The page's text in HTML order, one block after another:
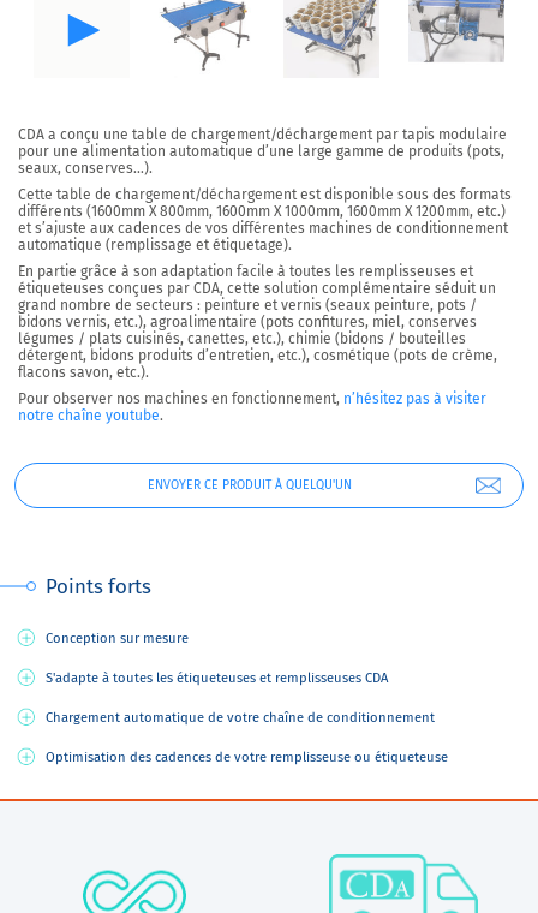
CDA a conçu une table de chargement/déchargement par tapis modulaire
pour une alimentation automatique d’une large gamme de produits (pots,
seaux, conserves…).
Cette table de chargement/déchargement est disponible sous des formats
différents (1600mm X 800mm, 1600mm X 1000mm, 1600mm X 1200mm, etc.)
et s’ajuste aux cadences de vos différentes machines de conditionnement
automatique (remplissage et étiquetage).
En partie grâce à son adaptation facile à toutes les remplisseuses et
étiqueteuses conçues par CDA, cette solution complémentaire séduit un
grand nombre de secteurs : peinture et vernis (seaux peinture, pots /
bidons vernis, etc.), agroalimentaire (pots confitures, miel, conserves
légumes / plats cuisinés, canettes, etc.), chimie (bidons / bouteilles
détergent, bidons produits d’entretien, etc.), cosmétique (pots de crème,
flacons savon, etc.).
Pour observer nos machines en fonctionnement, n’hésitez pas à visiter
notre chaîne youtube.
ENVOYER CE PRODUIT À QUELQU'UN
Points forts
Conception sur mesure
S'adapte à toutes les étiqueteuses et remplisseuses CDA
Chargement automatique de votre chaîne de conditionnement
Optimisation des cadences de votre remplisseuse ou étiqueteuse